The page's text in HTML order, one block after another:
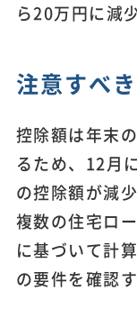
ら20万円に減
注意すべ
控除額は年末
るため、12月
の控除額が減
複数の住宅ロ
に基づいて計
の要件を確認